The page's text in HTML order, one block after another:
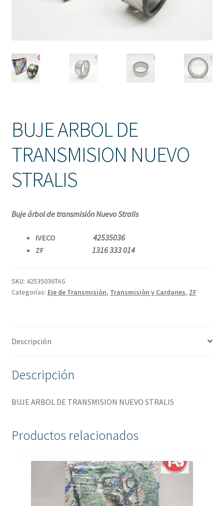
Tienda
BUJE ARBOL DE
TRANSMISION NUEVO
STRALIS
Buje árbol de transmisión Nuevo Stralis
IVECO 42535036
ZF 1316 333 014
SKU: 42535036TAS
Categorías: Eje de Transmisiòn, Transmisiòn y Cardanes, ZF
Descripción
Descripción
BUJE ARBOL DE TRANSMISION NUEVO STRALIS
Productos relacionados